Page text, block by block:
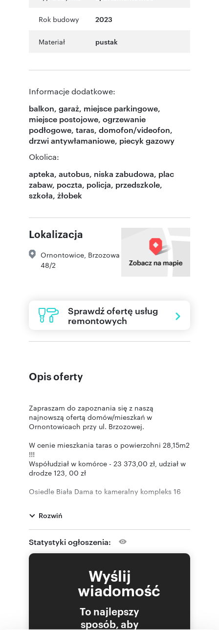
Rok budowy 2023
Materiał pustak
Informacje dodatkowe:
balkon, garaż, miejsce parkingowe,
miejsce postojowe, ogrzewanie
podłogowe, taras, domofon/videofon,
drzwi antywłamaniowe, piecyk gazowy
Okolica:
apteka, autobus, niska zabudowa, plac
zabaw, poczta, policja, przedszkole,
szkoła, żłobek
Lokalizacja
Ornontowice Brzozowa
48/2
Sprawdź ofertę usług
remontowych
Opis oferty
Zapraszam do zapoznania się z naszą
najnowszą ofertą domów/mieszkań w
Ornontowicach przy ul. Brzozowej.
W cenie mieszkania taras o powierzchni 28,15m2
!!!
Współudział w komórce - 23 373,00 zł, udział w
drodze 123, 00 zł
Osiedle Biała Dama to kameralny kompleks 16
Każdy klient znajdzie tu coś dla siebie, do
zaoferowania mamy mieszkania parterowe z
dużym ogrodem lub na piętrze z obszernymi
tarasami. Osoby szukające większej przestrzeni
mają możliwość wyboru całego domu o
Całe Osiedle Biała Dama oddawane będzie w
dbałością o każdy szczegół.
Rozwiń
Statystyki ogłoszenia:
Wyślij
wiadomość
To najlepszy
sposób, aby